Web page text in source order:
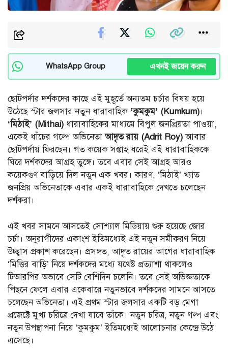
WhatsApp Group এখনই জয়েন করুন
ছোটপর্দার দর্শকদের কাছে এই মুহূর্তে অন্যতম চর্চার বিষয় হয়ে
উঠেছে স্টার জলসার নতুন ধারাবাহিক ‘কুমকুম’ (Kumkum)।
‘মিঠাই’ (Mithai) ধারাবাহিকের মাধ্যমে বিপুল জনপ্রিয়তা পাওয়া,
একেই ধাঁচের গল্পে অভিনেতাআদৃত রায় (Adrit Roy)আবার
ছোটপর্দায় ফিরছেন। গত কয়েক সপ্তাহ ধরেই এই ধারাবাহিককে
ঘিরে দর্শকদের আগ্রহ তুঙ্গে। তবে এবার সেই আগ্রহ আরও
কয়েকগুণ বাড়িয়ে দিল নতুন এক খবর। কারণ, ‘মিঠাই’ খ্যাত
জনপ্রিয় অভিনেতাকে এবার একই ধারাবাহিকে দেখতে চলেছেন
দর্শকরা।
এই খবর সামনে আসতেই সোশ্যাল মিডিয়ায় শুরু হয়েছে জোর
চর্চা। অনুরাগীদের একাংশ ইতিমধ্যেই এই নতুন সমীকরণ নিয়ে
উচ্ছ্বাস প্রকাশ করেছেন। প্রসঙ্গত, আদৃত রায়ের আগের ধারাবাহিক
‘মিত্তির বাড়ি’ নিয়ে দর্শকদের মধ্যে যথেষ্ট প্রত্যাশা থাকলেও
টিআরপির অভাবে সেটি বেশিদিন চলেনি। তবে সেই অভিজ্ঞতাকে
পিছনে ফেলে এবার একেবারে নতুনভাবে দর্শকদের সামনে আসতে
চলেছেন অভিনেতা। এই প্রথম স্টার জলসার একটি বড় মেগা
প্রজেক্টে মুখ্য চরিত্রে দেখা যাবে তাঁকে। নতুন চরিত্র, নতুন গল্প এবং
নতুন উপস্থাপনা নিয়ে ‘কুমকুম’ ইতিমধ্যেই আলোচনার কেন্দ্রে উঠে
এসেছে।